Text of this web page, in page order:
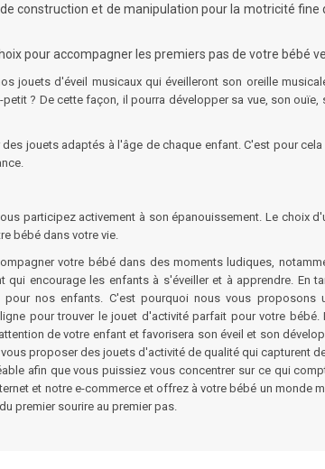
construction et de manipulation pour la motricité
pour accompagner les premiers pas de votre bébé
jouetsd'éveil musicaux qui éveilleront son oreille
? De cette façon, il pourra développer sa vue, son
jouets adaptés à l'âge de chaque enfant. C'est pour
participez activement à son épanouissement. Le choix
bébé dans votre vie.
votre bébé dans des moments ludiques,
encourage les enfants à s'éveiller et à apprendre. En
nos enfants. C'est pourquoi nous vous
pour trouver lejouet d'activitéparfait pour votre bébé.
de votre enfant et favorisera son éveil et son
proposer des jouets d'activité de qualité qui capturent
afin que vous puissiez vous concentrer sur ce qui
et notre e-commerce et offrez à votre bébé un monde
premier sourire au premier pas.